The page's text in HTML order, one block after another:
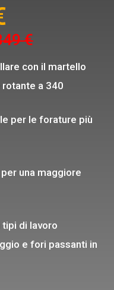
€
con il martello
a 340
per le forature più
una maggiore
di lavoro
e fori passanti in